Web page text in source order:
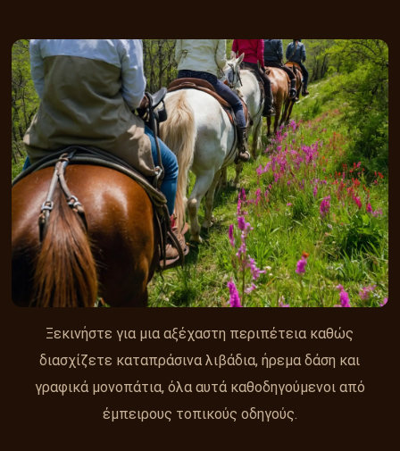
Ξεκινήστε για μια αξέχαστη περιπέτεια καθώς
διασχίζετε καταπράσινα λιβάδια, ήρεμα δάση και
γραφικά μονοπάτια, όλα αυτά καθοδηγούμενοι από
έμπειρους τοπικούς οδηγούς.